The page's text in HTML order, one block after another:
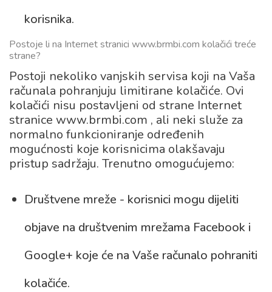
korisnika.
Postoje li na Internet stranici www.brmbi.com kolačići treće
strane?
Postoji nekoliko vanjskih servisa koji na Vaša
računala pohranjuju limitirane kolačiće. Ovi
kolačići nisu postavljeni od strane Internet
stranice www.brmbi.com , ali neki služe za
normalno funkcioniranje određenih
mogućnosti koje korisnicima olakšavaju
pristup sadržaju. Trenutno omogućujemo:
Društvene mreže - korisnici mogu dijeliti
objave na društvenim mrežama Facebook i
Google+ koje će na Vaše računalo pohraniti
kolačiće.